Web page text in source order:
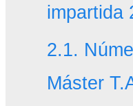
impartida
2.1.
Máster